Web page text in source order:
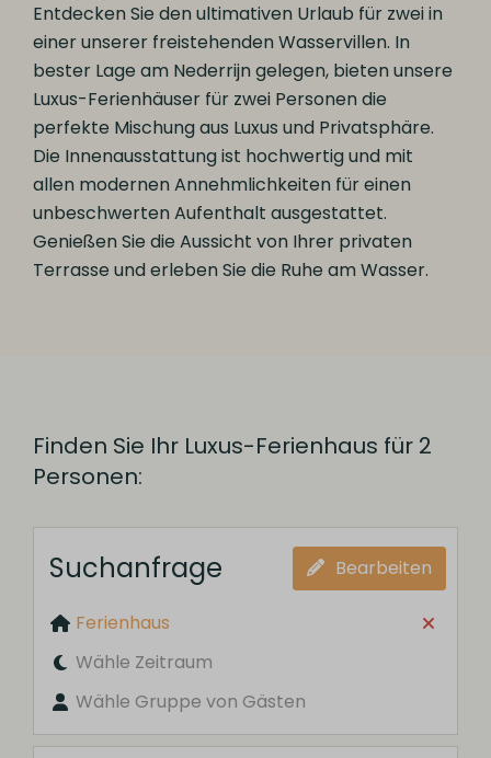
Entdecken Sie den ultimativen Urlaub für zwei in
einer unserer freistehenden Wasservillen. In
bester Lage am Nederrijn gelegen, bieten unsere
Luxus-Ferienhäuser für zwei Personen die
perfekte Mischung aus Luxus und Privatsphäre.
Die Innenausstattung ist hochwertig und mit
allen modernen Annehmlichkeiten für einen
unbeschwerten Aufenthalt ausgestattet.
Genießen Sie die Aussicht von Ihrer privaten
Terrasse und erleben Sie die Ruhe am Wasser.
Finden Sie Ihr Luxus-Ferienhaus für 2
Personen:
Suchanfrage Bearbeiten
Ferienhaus
Wähle Zeitraum
Wähle Gruppe von Gästen